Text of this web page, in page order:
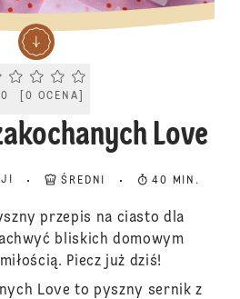
Current rating 0.0. Click to rate.
0 OCENA
Love
ŚREDNI 40 MIN.
przepis na ciasto dla
bliskich domowym
Piecz już dziś!
Love to pyszny sernik z